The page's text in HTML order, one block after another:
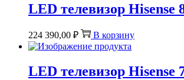
LED телевизор Hisense
224 390,00 ₽ В корзину
LED телевизор Hisense